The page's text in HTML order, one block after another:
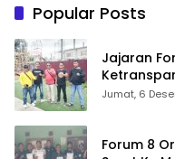
Popular Posts
Jajaran
Damkar Di
Jumat, 6
Forum 8